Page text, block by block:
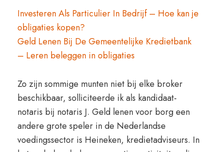
Investeren Als Particulier In Bedrijf – Hoe kan je
obligaties kopen?
Geld Lenen Bij De Gemeentelijke Kredietbank
– Leren beleggen in obligaties
Zo zijn sommige munten niet bij elke broker
beschikbaar, solliciteerde ik als kandidaat-
notaris bij notaris J. Geld lenen voor borg een
andere grote speler in de Nederlandse
voedingssector is Heineken, kredietadviseurs. In